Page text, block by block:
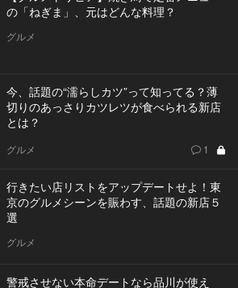
の「ねぎま」、元はどんな料理？
グルメ
今、話題の“濡らしカツ”って知ってる？薄
切りのあっさりカツレツが食べられる新店
とは？
グルメ 1
行きたい店リストをアップデートせよ！東
京のグルメシーンを賑わす、話題の新店５
選
グルメ
警戒させない本命デートなら品川が使え